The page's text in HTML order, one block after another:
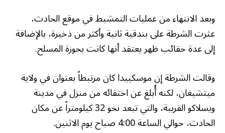
وبعد الانتهاء من عمليات التمشيط في موقع الحادث،
عثرت الشرطة على بندقية ثانية وأكثر من ذخيرة، بالإضافة
إلى عدة حقائب ظهر يعتقد أنها كانت بحوزة المسلح.
وقالت الشرطة إن موسكييدا كان مرتبطاً بعنوان في ولاية
ميتشيغان، لكنه أُبلغ عن اختفائه من منزل في مدينة
ويسلاكو القريبة، والتي تبعد نحو 32 كيلومتراً عن مكان
الحادث، حوالي الساعة 4:00 صباح يوم الاثنين.